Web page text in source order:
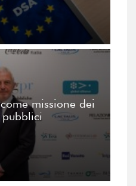
missione dei